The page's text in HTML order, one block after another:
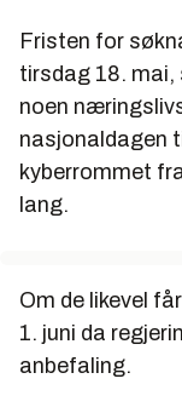
Fristen for
tirsdag 18. mai,
noen
nasjonaldagen
kyberrommet
lang.
Om de likevel
1. juni da
anbefaling.